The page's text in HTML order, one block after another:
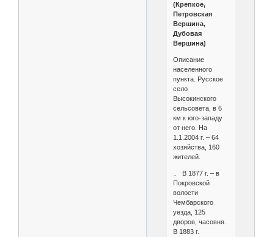
(Крепкое,
Петровская
Вершина,
Дубовая
Вершина)
Описание
населенного
пункта. Русское
село
Высокинского
сельсовета, в 6
км к юго-западу
от него. На
1.1.2004 г. – 64
хозяйства, 160
жителей.
.. В 1877 г. – в
Покровской
волости
Чембарского
уезда, 125
дворов, часовня.
В 1883 г.